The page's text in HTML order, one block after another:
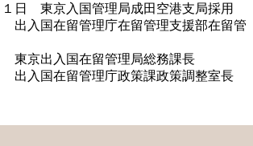
日 東京入国管理局成田空港支局採用
出入国在留管理庁在留管理支援部在留管
東京出入国在留管理局総務課長
出入国在留管理庁政策課政策調整室長